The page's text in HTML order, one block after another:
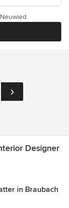
Designer
in Braubach